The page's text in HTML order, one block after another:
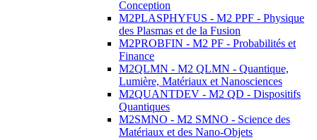
Conception
M2PLASPHYFUS - M2 PPF - Physique
des Plasmas et de la Fusion
M2PROBFIN - M2 PF - Probabilités et
Finance
M2QLMN - M2 QLMN - Quantique,
Lumière, Matériaux et Nanosciences
M2QUANTDEV - M2 QD - Dispositifs
Quantiques
M2SMNO - M2 SMNO - Science des
Matériaux et des Nano-Objets